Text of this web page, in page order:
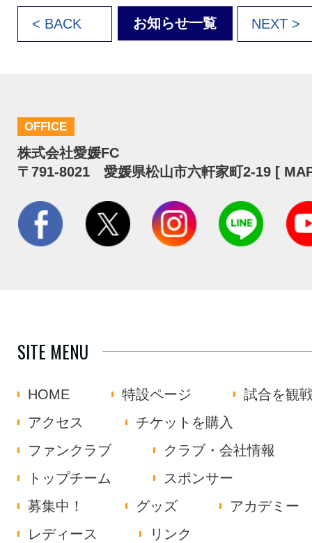
< BACK お知らせ一覧 NEXT >
OFFICE
株式会社愛媛FC
〒791-8021 愛媛県松山市六軒家町2-19 [
SITE MENU
HOME 特設ページ
試合を観
アクセス
チケットを購入
ファンクラブ
クラブ・会社情報
トップチーム
スポンサー
募集中！
グッズ
アカデミー
レディース
リンク